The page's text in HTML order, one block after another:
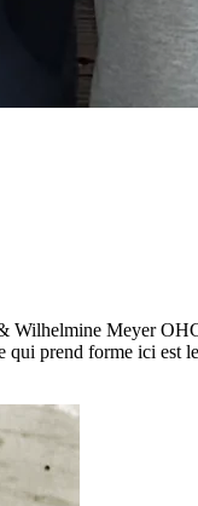
Meyer
prend forme ici